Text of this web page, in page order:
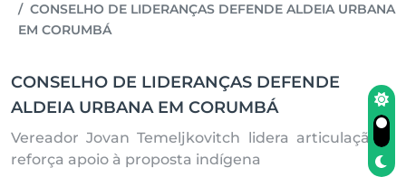
CONSELHO DE LIDERANÇAS DEFENDE ALDEIA URBANA
EM CORUMBÁ
CONSELHO DE LIDERANÇAS DEFENDE
ALDEIA URBANA EM CORUMBÁ
Vereador Jovan Temeljkovitch lidera articulação e
reforça apoio à proposta indígena